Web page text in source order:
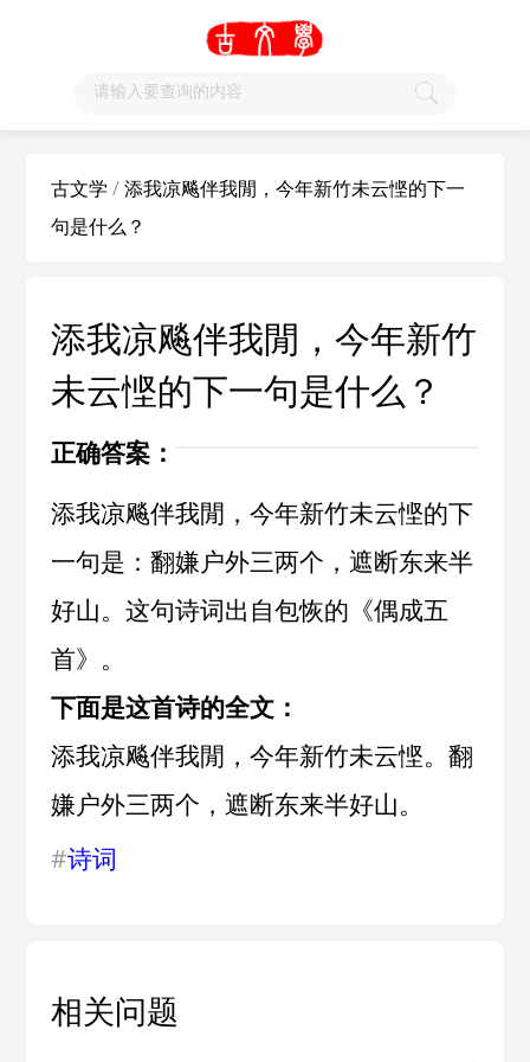
古文学 /添我凉飚伴我閒，今年新竹未云悭的下一
句是什么？
添我凉飚伴我閒，今年新竹
未云悭的下一句是什么？
正确答案：
添我凉飚伴我閒，今年新竹未云悭的下
一句是：翻嫌户外三两个，遮断东来半
好山。这句诗词出自包恢的《偶成五
首》。
下面是这首诗的全文：
添我凉飚伴我閒，今年新竹未云悭。翻
嫌户外三两个，遮断东来半好山。
#诗词
相关问题